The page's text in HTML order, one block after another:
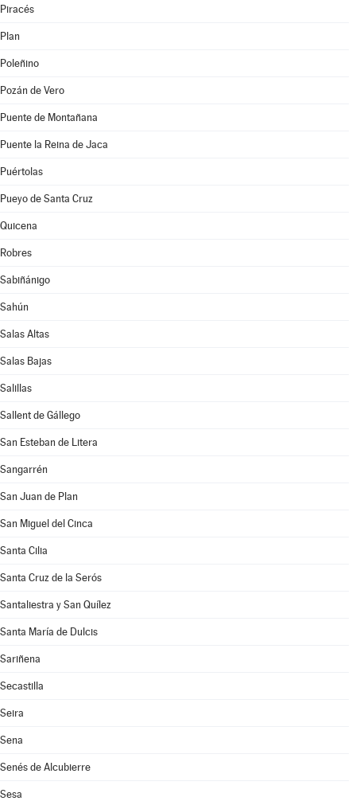
Piracés
Plan
Poleñino
Pozán de Vero
Puente de Montañana
Puente la Reina de Jaca
Puértolas
Pueyo de Santa Cruz
Quicena
Robres
Sabiñánigo
Sahún
Salas Altas
Salas Bajas
Salillas
Sallent de Gállego
San Esteban de Litera
Sangarrén
San Juan de Plan
San Miguel del Cinca
Santa Cilia
Santa Cruz de la Serós
Santaliestra y San Quílez
Santa María de Dulcis
Sariñena
Secastilla
Seira
Sena
Senés de Alcubierre
Sesa